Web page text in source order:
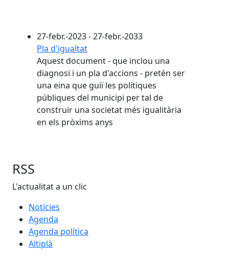
27-febr.-2023 - 27-febr.-2033
Pla d'igualtat
Aquest document - que inclou una
diagnosi i un pla d'accions - pretén ser
una eina que guiï les polítiques
públiques del municipi per tal de
construir una societat més igualitària
en els pròxims anys
RSS
L'actualitat a un clic
Notícies
Agenda
Agenda política
Altiplà